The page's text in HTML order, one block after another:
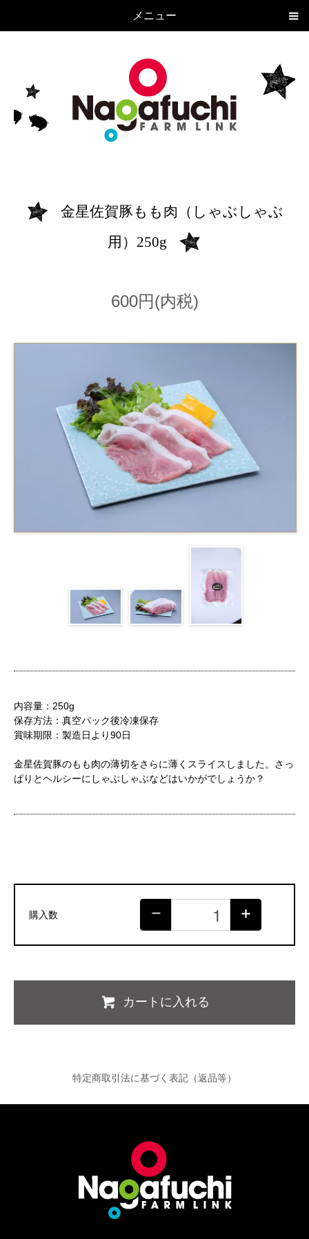
メニュー
金星佐賀豚もも肉（しゃぶしゃぶ
用）250g
600円(内税)
内容量：250g
保存方法：真空パック後冷凍保存
賞味期限：製造日より90日
金星佐賀豚のもも肉の薄切をさらに薄くスライスしました。さっ
ぱりとヘルシーにしゃぶしゃぶなどはいかがでしょうか？
購入数
カートに入れる
特定商取引法に基づく表記（返品等）